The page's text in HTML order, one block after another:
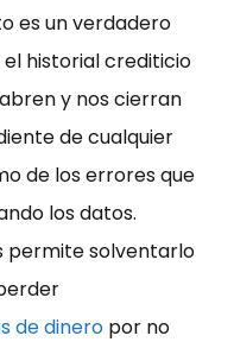
es un verdadero
historial crediticio
y nos cierran
de cualquier
de los errores que
los datos.
permite solventarlo
de dinero por no